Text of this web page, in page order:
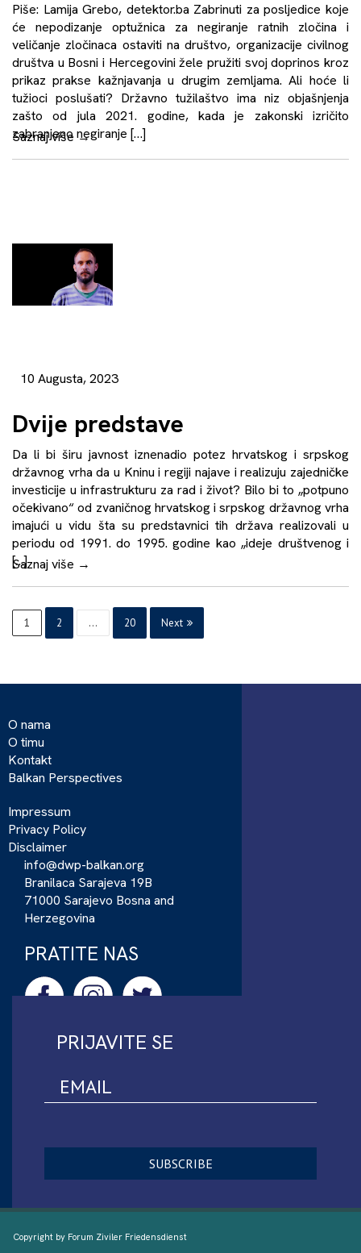
Piše: Lamija Grebo, detektor.ba Zabrinuti za posljedice koje
će nepodizanje optužnica za negiranje ratnih zločina i
veličanje zločinaca ostaviti na društvo, organizacije civilnog
društva u Bosni i Hercegovini žele pružiti svoj doprinos kroz
prikaz prakse kažnjavanja u drugim zemljama. Ali hoće li
tužioci poslušati? Državno tužilaštvo ima niz objašnjenja
zašto od jula 2021. godine, kada je zakonski izričito
zabranjeno negiranje […]
Saznaj više→
10 Augusta, 2023
Dvije predstave
Da li bi širu javnost iznenadio potez hrvatskog i srpskog
državnog vrha da u Kninu i regiji najave i realizuju zajedničke
investicije u infrastrukturu za rad i život? Bilo bi to „potpuno
očekivano“ od zvaničnog hrvatskog i srpskog državnog vrha
imajući u vidu šta su predstavnici tih država realizovali u
periodu od 1991. do 1995. godine kao „ideje društvenog i
[…]
Saznaj više →
1 2 … 20 Next
O nama
O timu
Kontakt
Balkan Perspectives
Impressum
Privacy Policy
Disclaimer
info@dwp-balkan.org
Branilaca Sarajeva 19B
71000 Sarajevo Bosna and
Herzegovina
PRATITE NAS
PRIJAVITE SE
Copyright by Forum Ziviler Friedensdienst